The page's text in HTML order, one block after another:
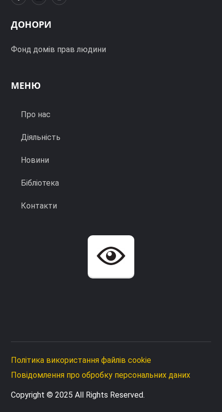
ДОНОРИ
Фонд домів прав людини
МЕНЮ
Про нас
Діяльність
Новини
Бібліотека
Контакти
Політика використання файлів cookie
Повідомлення про обробку персональних даних
Copyright © 2025 All Rights Reserved.